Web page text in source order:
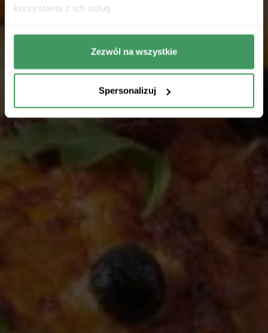
korzystania z ich usług.
Zezwól na wszystkie
Spersonalizuj